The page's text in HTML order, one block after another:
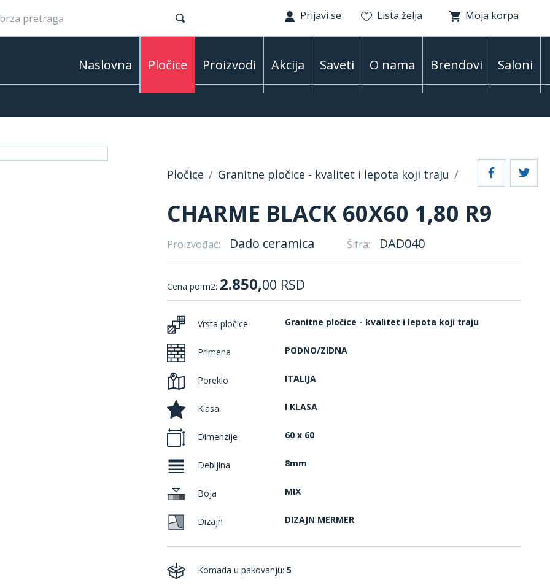
Prijavi se Lista želja Moja korpa
Naslovna Pločice Proizvodi Akcija Saveti O nama Brendovi Saloni
Pločice Granitne pločice - kvalitet i lepota koji traju
CHARME BLACK 60X60 1,80 R9
Proizvođač: Dado ceramica Šifra: DAD040
Cena po m2: 2.850,00 RSD
Vrsta pločice Granitne pločice - kvalitet i lepota koji traju
Primena PODNO/ZIDNA
Poreklo ITALIJA
Klasa I KLASA
Dimenzije 60 x 60
Debljina 8mm
Boja MIX
Dizajn DIZAJN MERMER
Komada u pakovanju: 5